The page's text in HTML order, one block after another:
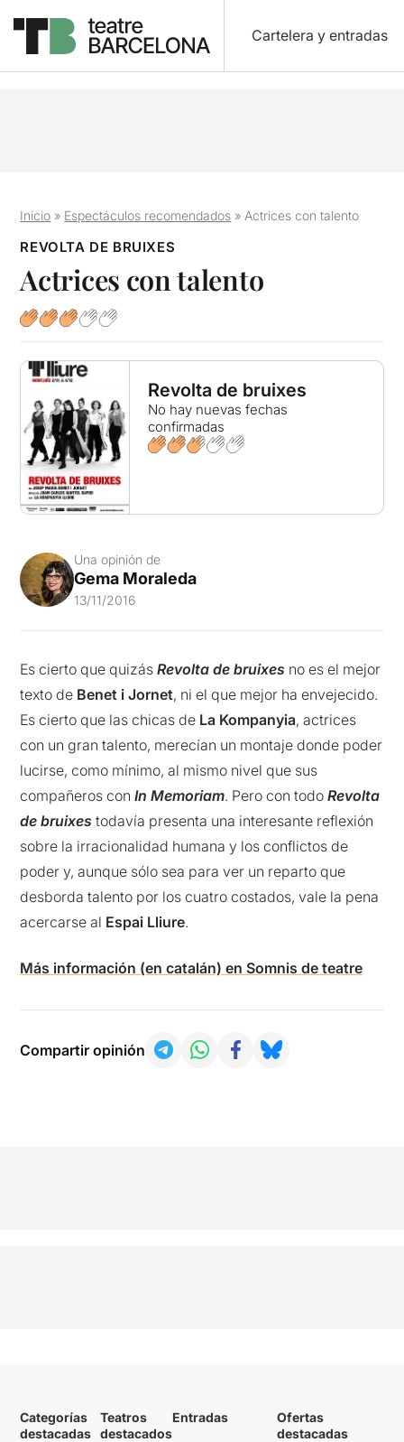
Cartelera y entradas
Inicio » Espectáculos recomendados » Actrices con talento
REVOLTA DE BRUIXES
Actrices con talento
Revolta de bruixes
No hay nuevas fechas
confirmadas
Una opinión de
Gema Moraleda
13/11/2016
Es cierto que quizásRevolta de bruixes no es el mejor
texto de Benet i Jornet, ni el que mejor ha envejecido.
Es cierto que las chicas de La Kompanyia, actrices
con un gran talento, merecían un montaje donde poder
lucirse, como mínimo, al mismo nivel que sus
compañeros conIn Memoriam. Pero con todoRevolta
de bruixes todavía presenta una interesante reflexión
sobre la irracionalidad humana y los conflictos de
poder y, aunque sólo sea para ver un reparto que
desborda talento por los cuatro costados, vale la pena
acercarse al Espai Lliure.
Más información (en catalán) en Somnis de teatre
Compartir opinión
Categorías
destacadas
Teatros
destacados
Entradas
Ofertas
destacadas